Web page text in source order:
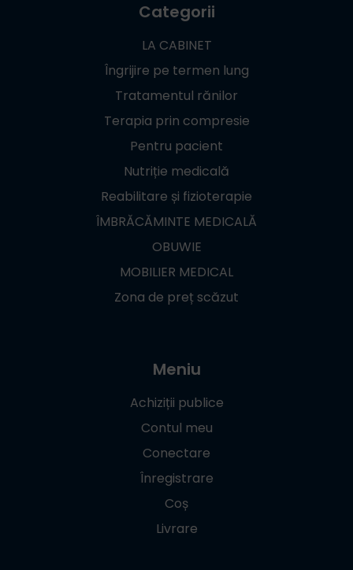
Categorii
LA CABINET
Îngrijire pe termen lung
Tratamentul rănilor
Terapia prin compresie
Pentru pacient
Nutriție medicală
Reabilitare și fizioterapie
ÎMBRĂCĂMINTE MEDICALĂ
OBUWIE
MOBILIER MEDICAL
Zona de preț scăzut
Meniu
Achiziții publice
Contul meu
Conectare
Înregistrare
Coș
Livrare